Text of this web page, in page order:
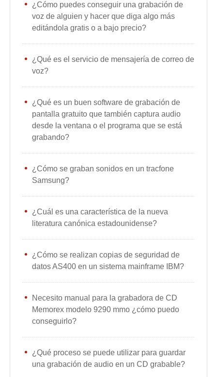
¿Cómo puedes conseguir una grabación de
voz de alguien y hacer que diga algo más
editándola gratis o a bajo precio?
¿Qué es el servicio de mensajería de correo de
voz?
¿Qué es un buen software de grabación de
pantalla gratuito que también captura audio
desde la ventana o el programa que se está
grabando?
¿Cómo se graban sonidos en un tracfone
Samsung?
¿Cuál es una característica de la nueva
literatura canónica estadounidense?
¿Cómo se realizan copias de seguridad de
datos AS400 en un sistema mainframe IBM?
Necesito manual para la grabadora de CD
Memorex modelo 9290 mmo ¿cómo puedo
conseguirlo?
¿Qué proceso se puede utilizar para guardar
una grabación de audio en un CD grabable?